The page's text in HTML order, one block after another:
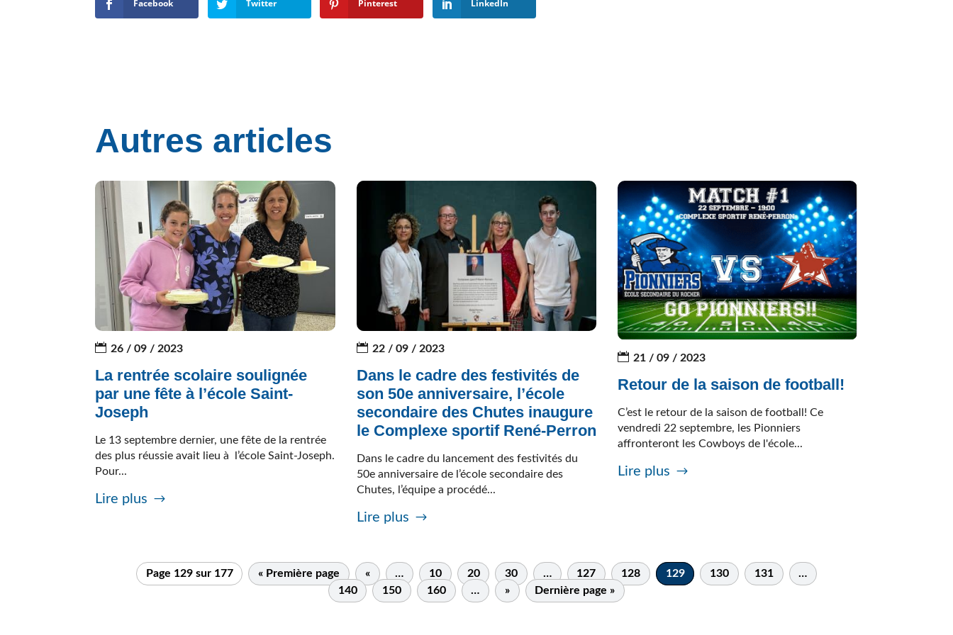
Facebook Twitter Pinterest LinkedIn
Autres articles
26 / 09 / 2023
La rentrée scolaire soulignée
par une fête à l’école Saint-
Joseph
Le 13 septembre dernier, une fête de la rentrée
des plus réussie avait lieu à l’école Saint-Joseph.
Pour...
Lire plus
22 / 09 / 2023
Dans le cadre des festivités de
son 50e anniversaire, l’école
secondaire des Chutes inaugure
le Complexe sportif René-Perron
Dans le cadre du lancement des festivités du
50e anniversaire de l’école secondaire des
Chutes, l’équipe a procédé...
Lire plus
21 / 09 / 2023
Retour de la saison de football!
C’est le retour de la saison de football! Ce
vendredi 22 septembre, les Pionniers
affronteront les Cowboys de l'école...
Lire plus
Page 129 sur 177 « Première page « … 10 20 30 … 127 128 129 130 131
…
140
150 160 … » Dernière page »